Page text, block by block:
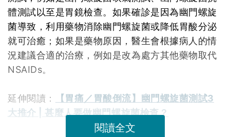
體測試以至是胃鏡檢查。如果確診是因為幽門螺旋
菌導致，利用藥物消除幽門螺旋菌或降低胃酸分泌
就可治癒；如果是藥物原因，醫生會根據病人的情
況建議合適的治療，例如是改為處方其他藥物取代
NSAIDs。
延伸閱讀：
【胃痛／胃酸倒流】幽門螺旋菌測試3
大推介 | 甚麼人要做幽門螺旋菌檢查？
閱讀全文